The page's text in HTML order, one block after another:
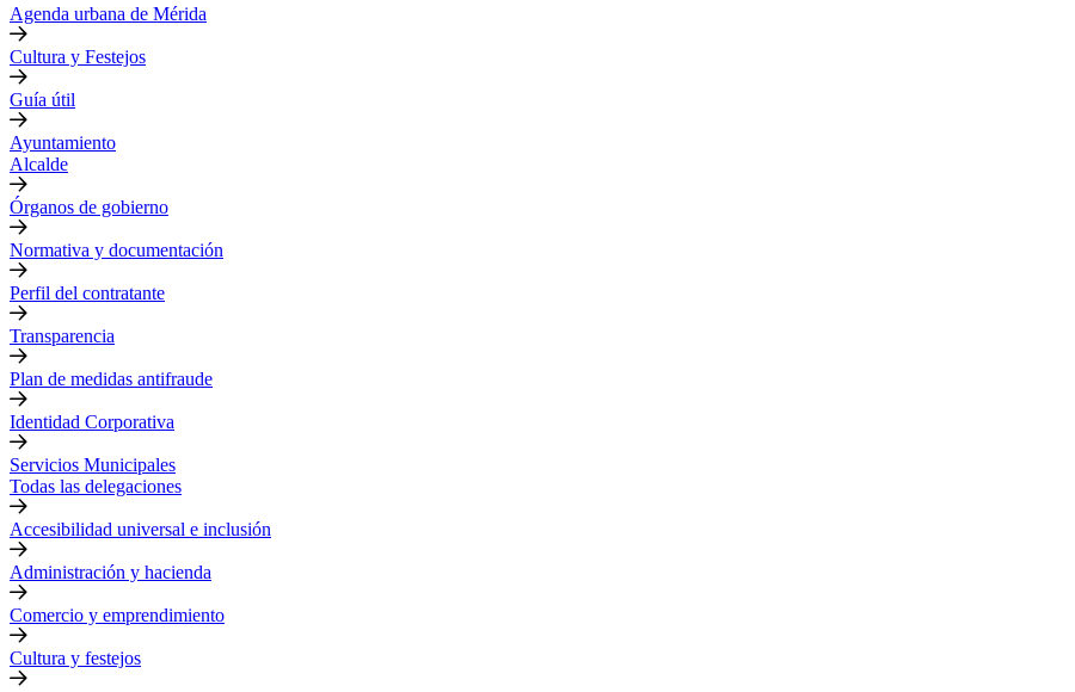
Agenda urbana de Mérida
Cultura y Festejos
Guía útil
Ayuntamiento
Alcalde
Órganos de gobierno
Normativa y documentación
Perfil del contratante
Transparencia
Plan de medidas antifraude
Identidad Corporativa
Servicios Municipales
Todas las delegaciones
Accesibilidad universal e inclusión
Administración y hacienda
Comercio y emprendimiento
Cultura y festejos